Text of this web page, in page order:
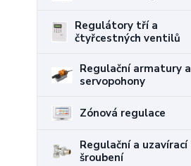
Regulátory tří a
čtyřcestných ventilů
Regulační armatury a
servopohony
Zónová regulace
Regulační a uzavírací
šroubení